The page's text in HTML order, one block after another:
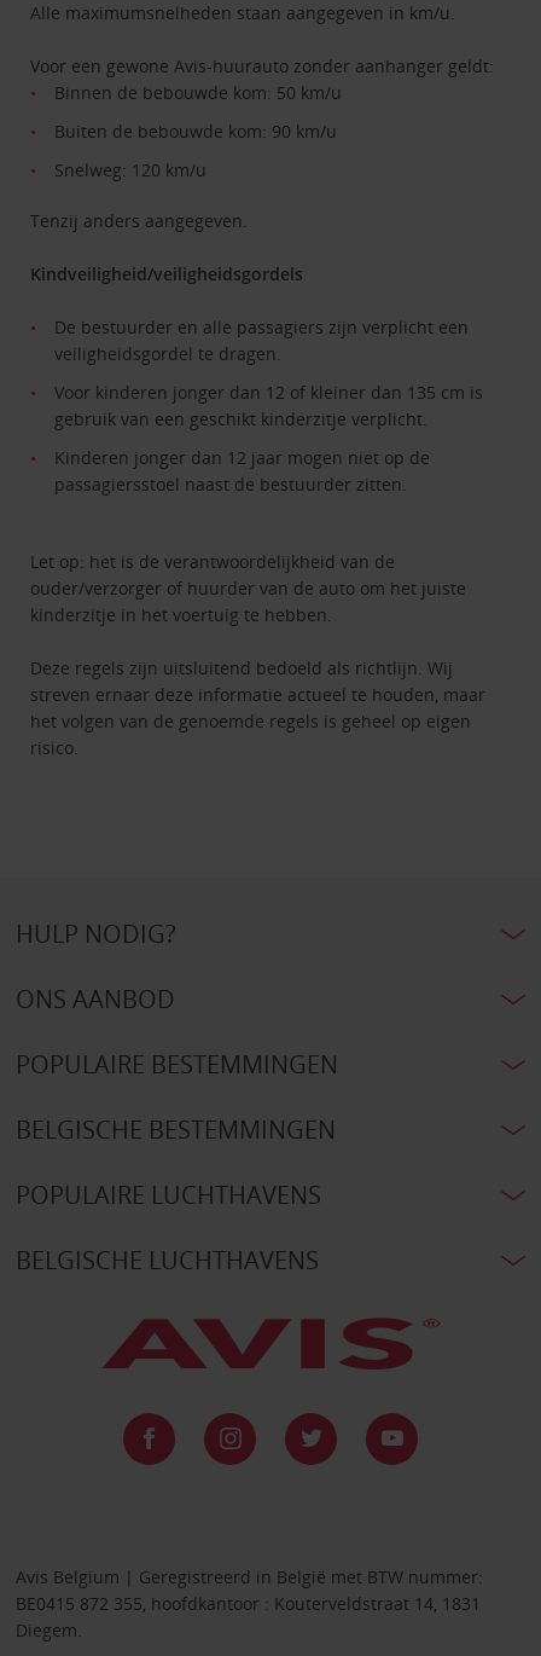
Alle maximumsnelheden staan aangegeven in km/u.
Voor een gewone Avis-huurauto zonder aanhanger geldt:
Binnen de bebouwde kom: 50 km/u
Buiten de bebouwde kom: 90 km/u
Snelweg: 120 km/u
Tenzij anders aangegeven.
Kindveiligheid/veiligheidsgordels
De bestuurder en alle passagiers zijn verplicht een
veiligheidsgordel te dragen.
Voor kinderen jonger dan 12 of kleiner dan 135 cm is
gebruik van een geschikt kinderzitje verplicht.
Kinderen jonger dan 12 jaar mogen niet op de
passagiersstoel naast de bestuurder zitten.
Let op: het is de verantwoordelijkheid van de
ouder/verzorger of huurder van de auto om het juiste
kinderzitje in het voertuig te hebben.
Deze regels zijn uitsluitend bedoeld als richtlijn. Wij
streven ernaar deze informatie actueel te houden, maar
het volgen van de genoemde regels is geheel op eigen
risico.
HULP NODIG?
ONS AANBOD
POPULAIRE BESTEMMINGEN
BELGISCHE BESTEMMINGEN
POPULAIRE LUCHTHAVENS
BELGISCHE LUCHTHAVENS
Avis Belgium | Geregistreerd in België met BTW nummer:
BE0415 872 355, hoofdkantoor : Kouterveldstraat 14, 1831
Diegem.